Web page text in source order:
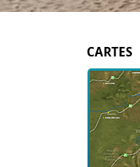
CARTES